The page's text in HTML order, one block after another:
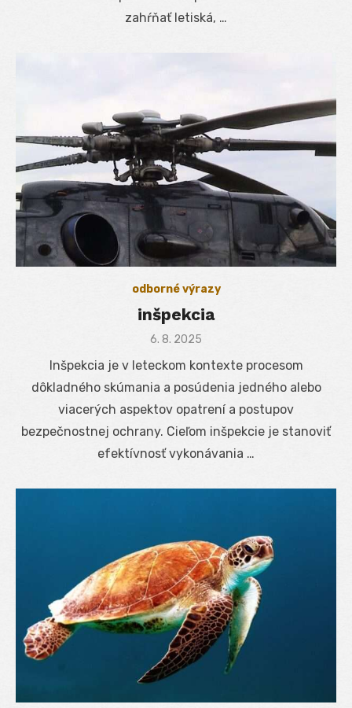
zahŕňať letiská, …
odborné výrazy
inšpekcia
Posted
6. 8. 2025
Inšpekcia je v leteckom kontexte procesom
dôkladného skúmania a posúdenia jedného alebo
viacerých aspektov opatrení a postupov
bezpečnostnej ochrany. Cieľom inšpekcie je stanoviť
efektívnosť vykonávania …